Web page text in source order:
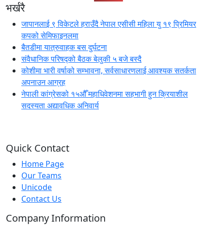
भर्खरै
जापानलाई ९ विकेटले हराउँदै नेपाल एसीसी महिला यु १९ प्रिमियर
कपको सेमिफाइनलमा
बैतडीमा यात्रुवाहक बस दुर्घटना
संवैधानिक परिषद्को बैठक बेलुकी ५ बजे बस्दै
कोशीमा भारी वर्षाको सम्भावना, सर्वसाधारणलाई आवश्यक सतर्कता
अपनाउन आग्रह
नेपाली कांग्रेसको १५औँ महाधिवेशनमा सहभागी हुन क्रियाशील
सदस्यता अद्यावधिक अनिवार्य
Quick Contact
Home Page
Our Teams
Unicode
Contact Us
Company Information